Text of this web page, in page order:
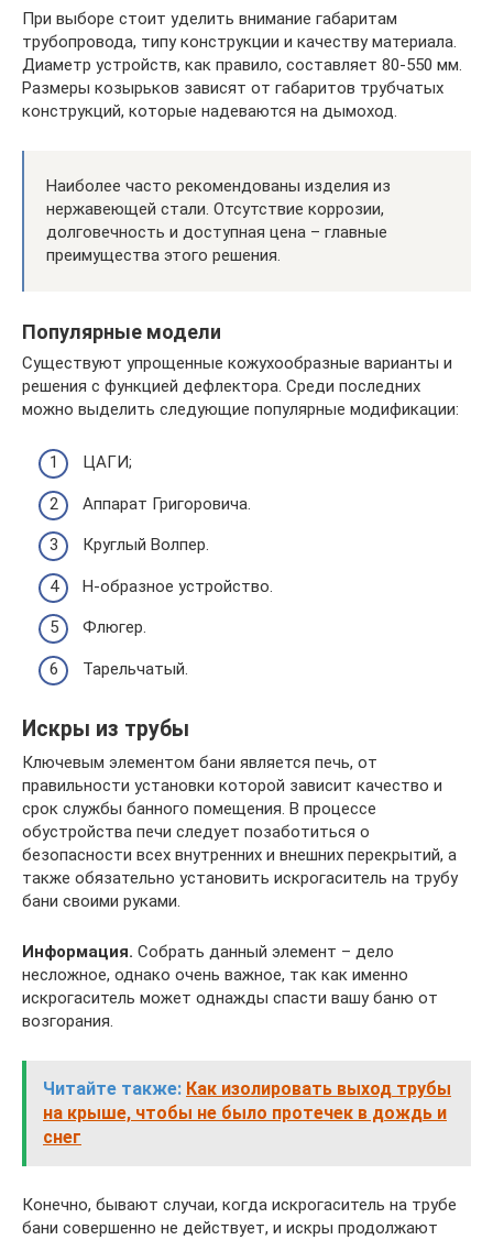
При выборе стоит уделить внимание габаритам
трубопровода, типу конструкции и качеству материала.
Диаметр устройств, как правило, составляет 80-550 мм.
Размеры козырьков зависят от габаритов трубчатых
конструкций, которые надеваются на дымоход.
Наиболее часто рекомендованы изделия из
нержавеющей стали. Отсутствие коррозии,
долговечность и доступная цена – главные
преимущества этого решения.
Популярные модели
Существуют упрощенные кожухообразные варианты и
решения с функцией дефлектора. Среди последних
можно выделить следующие популярные модификации:
ЦАГИ;
Аппарат Григоровича.
Круглый Волпер.
H-образное устройство.
Флюгер.
Тарельчатый.
Искры из трубы
Ключевым элементом бани является печь, от
правильности установки которой зависит качество и
срок службы банного помещения. В процессе
обустройства печи следует позаботиться о
безопасности всех внутренних и внешних перекрытий, а
также обязательно установить искрогаситель на трубу
бани своими руками.
Информация. Собрать данный элемент – дело
несложное, однако очень важное, так как именно
искрогаситель может однажды спасти вашу баню от
возгорания.
Читайте также: Как изолировать выход трубы
на крыше, чтобы не было протечек в дождь и
снег
Конечно, бывают случаи, когда искрогаситель на трубе
бани совершенно не действует, и искры продолжают